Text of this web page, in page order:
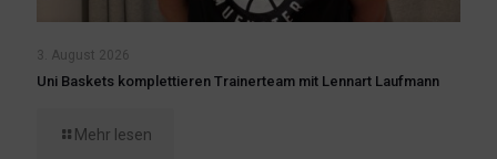
3. August 2026
Uni Baskets komplettieren Trainerteam mit Lennart Laufmann
Mehr lesen